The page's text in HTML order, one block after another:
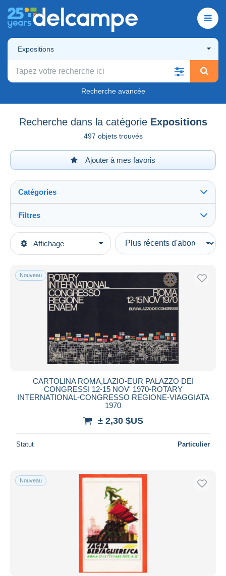
Expositions
Recherche avancée
Recherche dans la catégorie Expositions
497 objets trouvés
Ajouter à mes favoris
Affichage
Catégories
Catégories principales
Europe
Expositions
Filtres
Types de vente
En cours
Prix fixes
Enchères avec offres
Enchères sans offres
Maisons de vente
Toutes les durées
depuis
jours
Fermant
heures
De $US
Virement bancaire
Mastercard
Bancontact
Nouveau
CARTOLINA ROMA,LAZIO-EUR PALAZZO DEI
CONGRESSI 12-15 NOV' 1970-ROTARY
INTERNATIONAL-CONGRESSO REGIONE-VIAGGIATA
1970
± 2,30 $US
Statut Particulier
Nouveau